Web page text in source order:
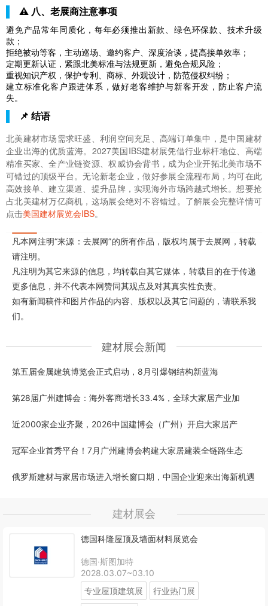
⚠️ 八、老展商注意事项
避免产品常年同质化，每年必须推出新款、绿色环保款、技术升级
款；
拒绝被动等客，主动巡场、邀约客户、深度洽谈，提高接单效率；
定期更新认证，紧跟北美标准与法规更新，避免合规风险；
重视知识产权，保护专利、商标、外观设计，防范侵权纠纷；
建立标准化客户跟进体系，做好老客维护与新客开发，防止客户流
失。
📌 结语
北美建材市场需求旺盛、利润空间充足、高端订单集中，是中国建材
企业出海的优质蓝海。2027美国IBS建材展凭借行业标杆地位、高端
精准买家、全产业链资源、权威协会背书，成为企业开拓北美市场不
可错过的顶级平台。无论新老企业，做好参展全流程布局，均可在此
高效接单、建立渠道、提升品牌，实现海外市场跨越式增长。想要抢
占北美建材万亿商机，这场展会绝对不容错过。了解展会完整详情可
点击美国建材展览会IBS。
凡本网注明“来源：去展网”的所有作品，版权均属于去展网，转载
请注明。
凡注明为其它来源的信息，均转载自其它媒体，转载目的在于传递
更多信息，并不代表本网赞同其观点及对其真实性负责。
如有新闻稿件和图片作品的内容、版权以及其它问题的，请联系我
们。
建材展会新闻
第五届金属建筑博览会正式启动，8月引爆钢结构新蓝海
第28届广州建博会：海外客商增长33.4%，全球大家居产业加
近2000家企业齐聚，2026中国建博会（广州）开启大家居产
冠军企业首秀平台！7月广州建博会构建大家居建装全链路生态
俄罗斯建材与家居市场进入增长窗口期，中国企业迎来出海新机遇
建材展会
德国科隆屋顶及墙面材料展览会
德国·斯图加特
2028.03.07~03.10
专业屋顶建筑展
行业热门展